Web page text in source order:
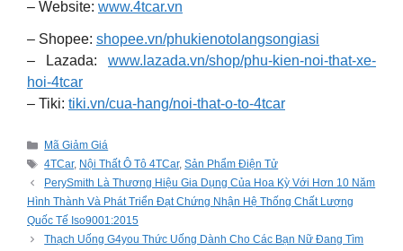
– Website: www.4tcar.vn
– Shopee: shopee.vn/phukienotolangsongiasi
– Lazada: www.lazada.vn/shop/phu-kien-noi-that-xe-
hoi-4tcar
– Tiki: tiki.vn/cua-hang/noi-that-o-to-4tcar
Categories
Mã Giảm Giá
Tags
4TCar, Nội Thất Ô Tô 4TCar,Sản Phẩm Điện Tử
PerySmith Là Thương Hiệu Gia Dụng Của Hoa Kỳ Với Hơn 10 Năm
Hình Thành Và Phát Triển Đạt Chứng Nhận Hệ Thống Chất Lượng
Quốc Tế Iso9001:2015
Thạch Uống G4you Thức Uống Dành Cho Các Bạn Nữ Đang Tìm